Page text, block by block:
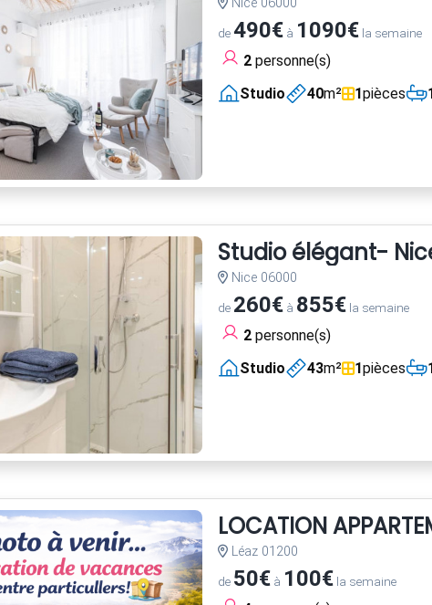
Nice 06000
de490€à 1090€la semaine
2personne(s)
Studio
40m² 1pièces 1
Studio élégant-
Nice 06000
de 260€à 855€la semaine
2personne(s)
Studio
43m² 1pièces
LOCATION
Léaz 01200
de 50€à 100€la semaine